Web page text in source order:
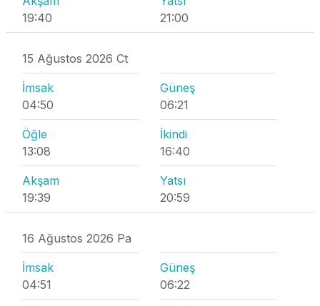
19:40
21:00
15 Ağustos 2026 Ct
İmsak
04:50
Güneş
06:21
Öğle
13:08
İkindi
16:40
Akşam
19:39
Yatsı
20:59
16 Ağustos 2026 Pa
İmsak
04:51
Güneş
06:22